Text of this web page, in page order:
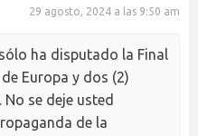
29 agosto, 2024 a las 9:50 am
ha disputado la Final
Europa y dos (2)
se deje usted
de la